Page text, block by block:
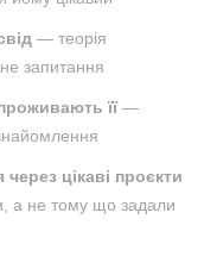
— теорія
запитання
її —
цікаві проєкти
а не тому що задали